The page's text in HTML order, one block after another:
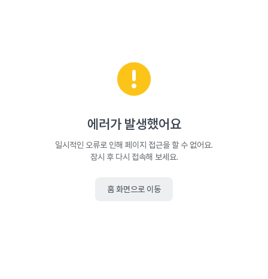
에러가 발생했어요
일시적인 오류로 인해 페이지 접근을 할 수 없어요.
잠시 후 다시 접속해 보세요.
홈 화면으로 이동